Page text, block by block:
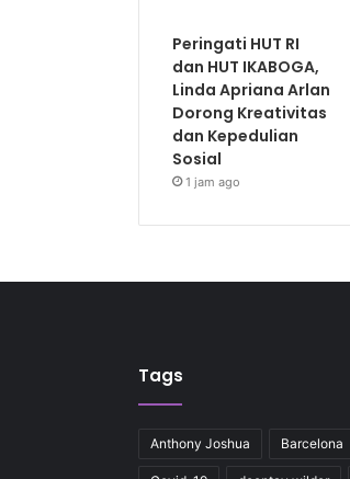
Peringati HUT RI
dan HUT IKABOGA,
Linda Apriana Arlan
Dorong Kreativitas
dan Kepedulian
Sosial
1 jam ago
Tags
Anthony Joshua Barcelona